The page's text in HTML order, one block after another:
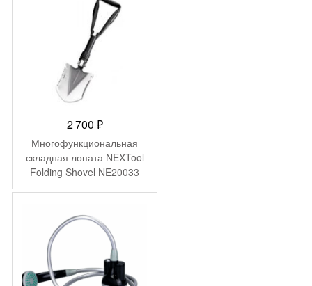
90BOTNT21116W
2 700 ₽
Многофункциональная
складная лопата NEXTool
Folding Shovel NE20033